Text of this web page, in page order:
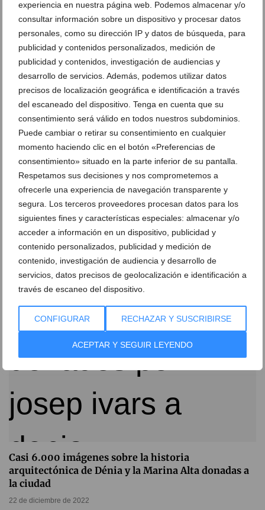
experiencia en nuestra página web. Podemos almacenar y/o
consultar información sobre un dispositivo y procesar datos
personales, como su dirección IP y datos de búsqueda, para
publicidad y contenidos personalizados, medición de
publicidad y contenidos, investigación de audiencias y
desarrollo de servicios. Además, podemos utilizar datos
precisos de localización geográfica e identificación a través
del escaneado del dispositivo. Tenga en cuenta que su
consentimiento será válido en todos nuestros subdominios.
Puede cambiar o retirar su consentimiento en cualquier
momento haciendo clic en el botón «Preferencias de
consentimiento» situado en la parte inferior de su pantalla.
Respetamos sus decisiones y nos comprometemos a
ofrecerle una experiencia de navegación transparente y
segura. Los terceros proveedores procesan datos para los
siguientes fines y características especiales: almacenar y/o
acceder a información en un dispositivo, publicidad y
contenido personalizados, publicidad y medición de
contenido, investigación de audiencia y desarrollo de
servicios, datos precisos de geolocalización e identificación a
través de escaneo del dispositivo.
CONFIGURAR RECHAZAR Y SUSCRIBIRSE
ACEPTAR Y SEGUIR LEYENDO
Cuando el gobierno de Dénia lo decidían un niño y
el azar: el método de los redolins antes del Corpus
La historia de Els gojos de Sant Antoni: los orígenes
de una centenaria devoción en Dénia
16 de enero de 2024
Casi 6.000 imágenes sobre la historia
arquitectónica de Dénia y la Marina Alta donadas a
la ciudad
22 de diciembre de 2022